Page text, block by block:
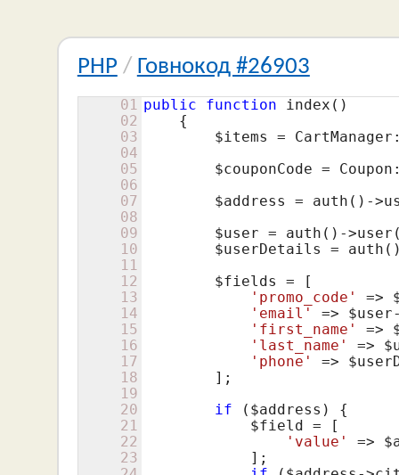
PHP / Говнокод #26903
01
02
03
04
05
06
07
08
09
10
11
12
13
14
15
16
17
18
19
20
21
22
23
public function index()
    {
$items
=
$couponCode =
$address
= auth()-
$user = auth()-
$userDetails
=
$fields
= [
'promo_code'
=>
'email'
=> $user
'first_name'
=>
'last_name'
=>
'phone'
=>
        ];
if ( $address ) {
$field
= [
'value'
=>
            ];